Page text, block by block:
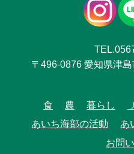
〒496-0876 愛知県津
食 農 暮らし
あいち海部の活動
あ
お問